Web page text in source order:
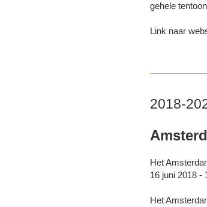
gehele
Link naar
2018-
Het
16 juni 2018 -
Het